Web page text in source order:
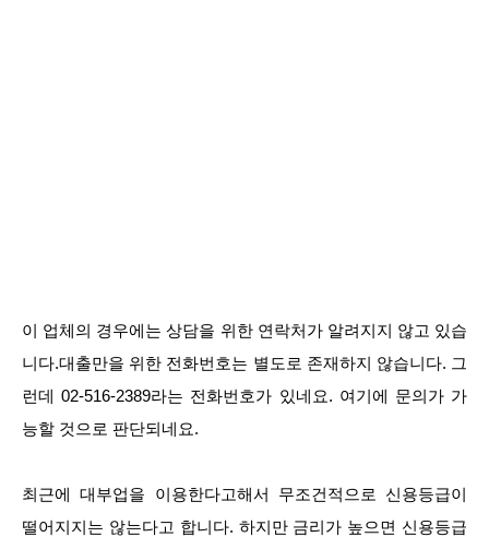
이 업체의 경우에는 상담을 위한 연락처가 알려지지 않고 있습
니다.대출만을 위한 전화번호는 별도로 존재하지 않습니다. 그
런데 02-516-2389라는 전화번호가 있네요. 여기에 문의가 가
능할 것으로 판단되네요.
최근에 대부업을 이용한다고해서 무조건적으로 신용등급이
떨어지지는 않는다고 합니다. 하지만 금리가 높으면 신용등급